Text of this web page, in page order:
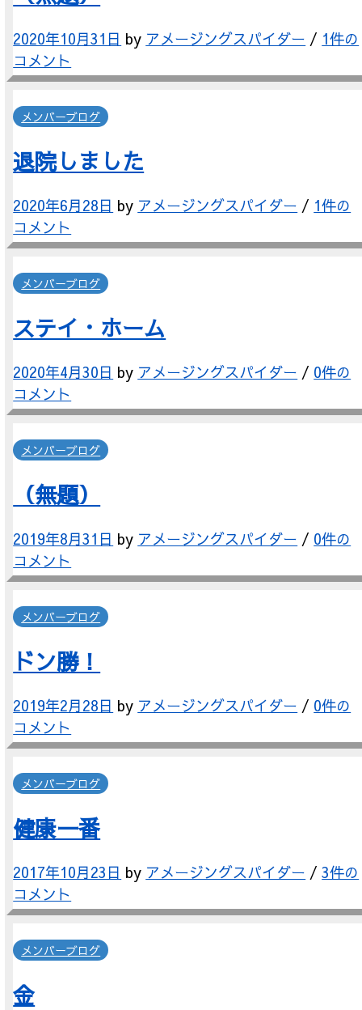
2020年10月31日 by アメージングスパイダー / 1件の
コメント
メンバーブログ
退院しました
2020年6月28日 by アメージングスパイダー / 1件の
コメント
メンバーブログ
ステイ・ホーム
2020年4月30日 by アメージングスパイダー / 0件の
コメント
メンバーブログ
（無題）
2019年8月31日 by アメージングスパイダー / 0件の
コメント
メンバーブログ
ドン勝！
2019年2月28日 by アメージングスパイダー / 0件の
コメント
メンバーブログ
健康一番
2017年10月23日 by アメージングスパイダー /3件の
コメント
メンバーブログ
金